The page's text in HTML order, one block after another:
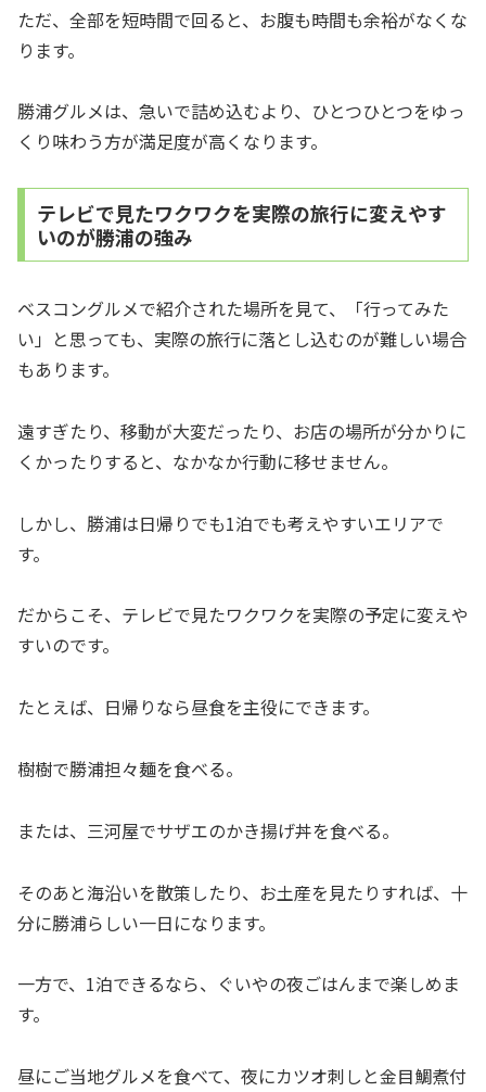
ただ、全部を短時間で回ると、お腹も時間も余裕がなくな
ります。
勝浦グルメは、急いで詰め込むより、ひとつひとつをゆっ
くり味わう方が満足度が高くなります。
テレビで見たワクワクを実際の旅行に変えやす
いのが勝浦の強み
ベスコングルメで紹介された場所を見て、「行ってみた
い」と思っても、実際の旅行に落とし込むのが難しい場合
もあります。
遠すぎたり、移動が大変だったり、お店の場所が分かりに
くかったりすると、なかなか行動に移せません。
しかし、勝浦は日帰りでも1泊でも考えやすいエリアで
す。
だからこそ、テレビで見たワクワクを実際の予定に変えや
すいのです。
たとえば、日帰りなら昼食を主役にできます。
樹樹で勝浦担々麺を食べる。
または、三河屋でサザエのかき揚げ丼を食べる。
そのあと海沿いを散策したり、お土産を見たりすれば、十
分に勝浦らしい一日になります。
一方で、1泊できるなら、ぐいやの夜ごはんまで楽しめま
す。
昼にご当地グルメを食べて、夜にカツオ刺しと金目鯛煮付